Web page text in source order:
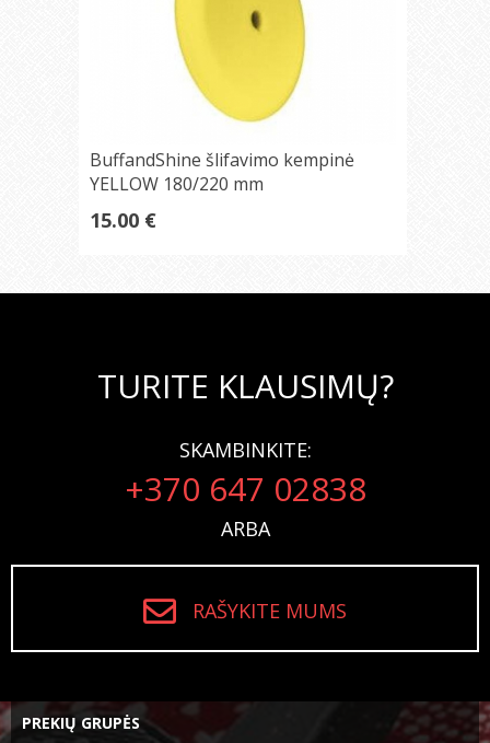
BuffandShine šlifavimo kempinė
YELLOW 180/220 mm
15.00 €
TURITE KLAUSIMŲ?
SKAMBINKITE:
+370 647 02838
ARBA
RAŠYKITE MUMS
PREKIŲ GRUPĖS